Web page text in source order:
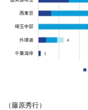
（藤原秀行）